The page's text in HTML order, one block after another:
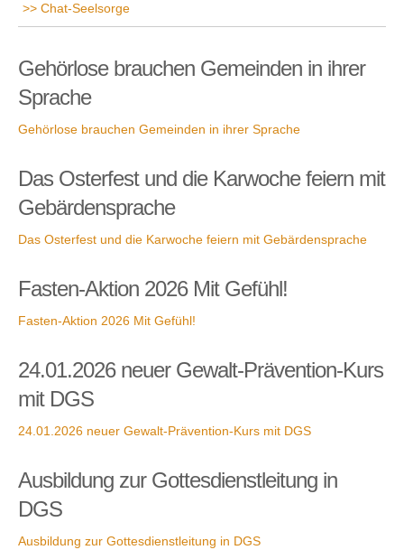
Chat-Seelsorge
Gehörlose brauchen Gemeinden in ihrer
Sprache
Gehörlose brauchen Gemeinden in ihrer Sprache
Das Osterfest und die Karwoche feiern mit
Gebärdensprache
Das Osterfest und die Karwoche feiern mit Gebärdensprache
Fasten-Aktion 2026 Mit Gefühl!
Fasten-Aktion 2026 Mit Gefühl!
24.01.2026 neuer Gewalt-Prävention-Kurs
mit DGS
24.01.2026 neuer Gewalt-Prävention-Kurs mit DGS
Ausbildung zur Gottesdienstleitung in
DGS
Ausbildung zur Gottesdienstleitung in DGS